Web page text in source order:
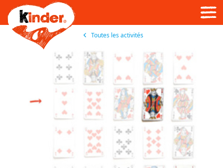
Skip
to
main
content
Toutes les activités